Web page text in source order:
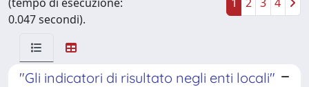
0.047 secondi).
"Gli indicatori di risultato negli enti locali"